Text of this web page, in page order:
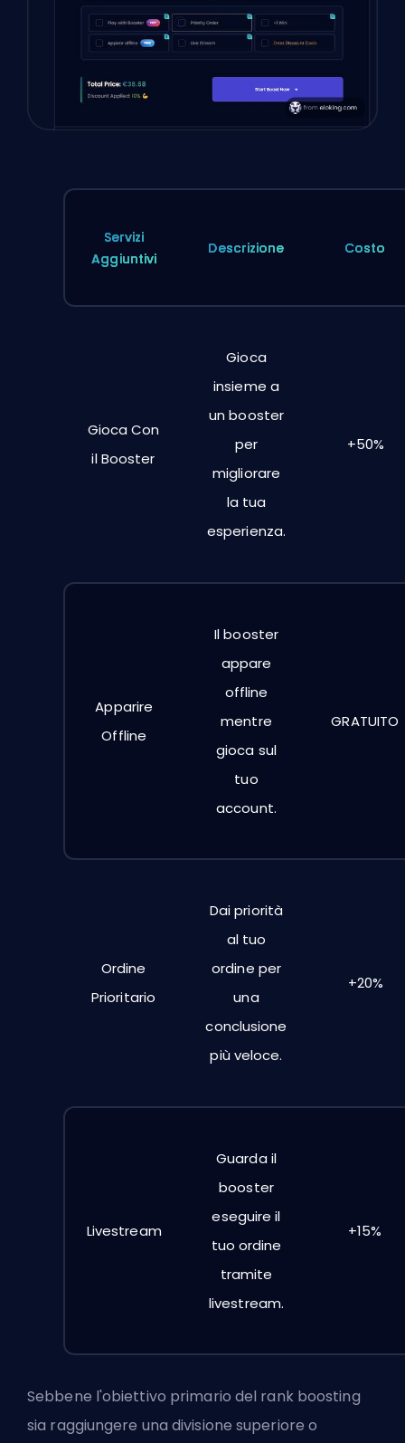
Servizi
Aggiuntivi
Descrizione Costo
Gioca Con
ilBooster
Gioca
insieme a
un booster
per
migliorare
la tua
esperienza.
+50%
Apparire
Offline
Il booster
appare
offline
mentre
gioca sul
tuo
account.
GRATUITO
Ordine
Prioritario
Dai priorità
al tuo
ordine per
una
conclusione
più veloce.
+20%
Livestream
Guarda il
booster
eseguire il
tuo ordine
tramite
livestream.
+15%
Sebbene l'obiettivo primario del rank boosting
sia raggiungere una divisione superiore o